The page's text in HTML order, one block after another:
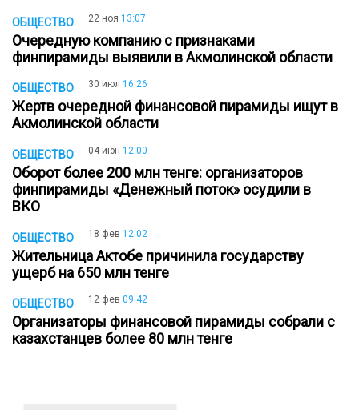
ОБЩЕСТВО 22 ноя 13:07
Очередную компанию с признаками
финпирамиды выявили в Акмолинской области
ОБЩЕСТВО 30 июл 16:26
Жертв очередной финансовой пирамиды ищут в
Акмолинской области
ОБЩЕСТВО 04 июн 12:00
Оборот более 200 млн тенге: организаторов
финпирамиды «Денежный поток» осудили в
ВКО
ОБЩЕСТВО 18 фев 12:02
Жительница Актобе причинила государству
ущерб на 650 млн тенге
ОБЩЕСТВО 12 фев 09:42
Организаторы финансовой пирамиды собрали с
казахстанцев более 80 млн тенге